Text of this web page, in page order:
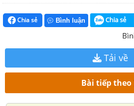
Chia sẻ Bình luận Chia sẻ
Tải về
Bài tiếp theo